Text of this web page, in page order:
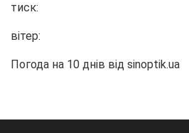
тиск:
вітер:
Погода на 10 днів від sinoptik.ua